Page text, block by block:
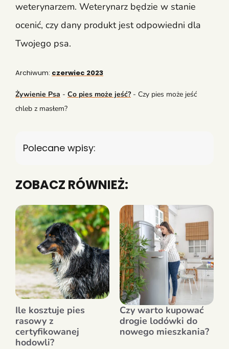
weterynarzem. Weterynarz będzie w stanie
ocenić, czy dany produkt jest odpowiedni dla
Twojego psa.
Archiwum: czerwiec 2023
Żywienie Psa - Co pies może jeść?- Czy pies może jeść
chleb z masłem?
Polecane wpisy:
ZOBACZ RÓWNIEŻ:
Ile kosztuje pies
rasowy z
certyfikowanej
hodowli?
Czy warto kupować
drogie lodówki do
nowego mieszkania?